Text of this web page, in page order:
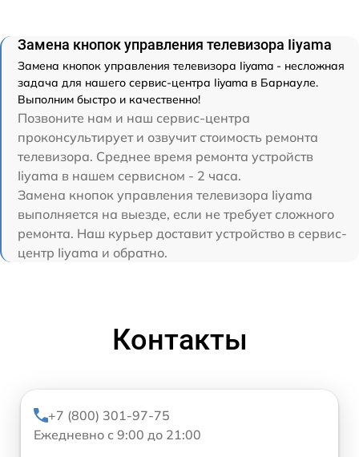
Замена кнопок управления телевизора Iiyama
Замена кнопок управления телевизора Iiyama - несложная
задача для нашего сервис-центра Iiyama в Барнауле.
Выполним быстро и качественно!
Позвоните нам и наш сервис-центра
проконсультирует и озвучит стоимость ремонта
телевизора. Среднее время ремонта устройств
Iiyama в нашем сервисном - 2 часа.
Замена кнопок управления телевизора Iiyama
выполняется на выезде, если не требует сложного
ремонта. Наш курьер доставит устройство в сервис-
центр Iiyama и обратно.
Контакты
+7 (800) 301-97-75
Ежедневно с 9:00 до 21:00